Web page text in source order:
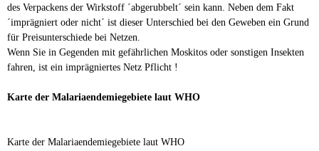
des Verpackens der Wirkstoff ´abgerubbelt´ sein kann. Neben dem Fakt
´imprägniert oder nicht´ ist dieser Unterschied bei den Geweben ein Grund
für Preisunterschiede bei Netzen.
Wenn Sie in Gegenden mit gefährlichen Moskitos oder sonstigen Insekten
fahren, ist ein imprägniertes Netz Pflicht !
Karte der Malariaendemiegebiete laut WHO
Karte der Malariaendemiegebiete laut WHO